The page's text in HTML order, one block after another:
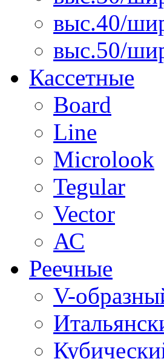
выс.40/
выс.50/
Кассетные
Board
Line
Microlook
Tegular
Vector
АС
Реечные
V-